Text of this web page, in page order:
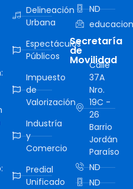
Delineación
Urbana
Espectáculos
Públicos
Impuesto
de
Valorización
Industría
y
Comercio
Predial
Unificado
ND
Secretaría
de
Movilidad
Calle
37A
Nro.
19C -
26
Barrio
Jordán
Paraíso
ND
ND